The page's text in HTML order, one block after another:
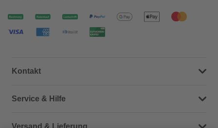
Kontakt
Dein Kontakt zu uns
Service & Hilfe
Häufige Fragen (FAQ)